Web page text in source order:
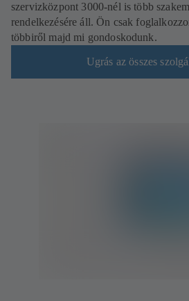
szervizközpont 3000-nél is több
rendelkezésére áll. Ön csak
többiről majd mi gondoskodunk.
Ugrás az összes